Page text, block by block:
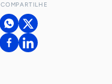
COMPARTILHE